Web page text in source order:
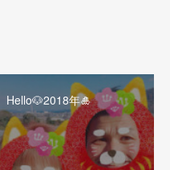
Hello🐶2018年🎍